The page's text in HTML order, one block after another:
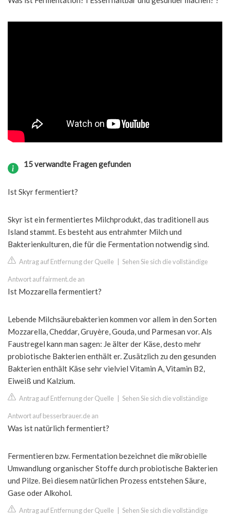
15 verwandte Fragen gefunden
Ist Skyr fermentiert?
Skyr ist ein fermentiertes Milchprodukt, das traditionell aus
Island stammt. Es besteht aus entrahmter Milch und
Bakterienkulturen, die für die Fermentation notwendig sind.
Antrag auf Entfernung der Quelle Sehen Sie sich die vollständige
Antwort auf fairment.de an
Ist Mozzarella fermentiert?
Lebende Milchsäurebakterien kommen vor allem in den Sorten
Mozzarella, Cheddar, Gruyère, Gouda, und Parmesan vor. Als
Faustregel kann man sagen: Je älter der Käse, desto mehr
probiotische Bakterien enthält er. Zusätzlich zu den gesunden
Bakterien enthält Käse sehr vielviel Vitamin A, Vitamin B2,
Eiweiß und Kalzium.
Antrag auf Entfernung der Quelle Sehen Sie sich die vollständige
Antwort auf besserbrauer.de an
Was ist natürlich fermentiert?
Fermentieren bzw. Fermentation bezeichnet die mikrobielle
Umwandlung organischer Stoffe durch probiotische Bakterien
und Pilze. Bei diesem natürlichen Prozess entstehen Säure,
Gase oder Alkohol.
Antrag auf Entfernung der Quelle Sehen Sie sich die vollständige